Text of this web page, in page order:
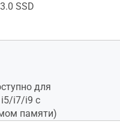
SSD
для
i5/i7/i9 с
памяти)